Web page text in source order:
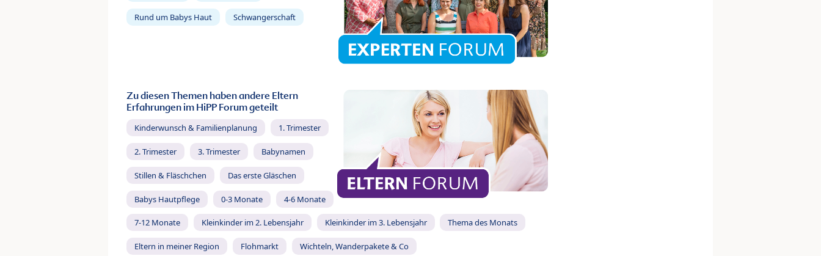
Rund um Babys Haut Schwangerschaft
Zu diesen Themen haben andere Eltern
Erfahrungen im HiPP Forum geteilt
Kinderwunsch & Familienplanung 1. Trimester
2. Trimester 3. Trimester Babynamen
Stillen & Fläschchen Das erste Gläschen
Babys Hautpflege 0-3 Monate 4-6 Monate
7-12 Monate Kleinkinder im 2. Lebensjahr Kleinkinder im 3. Lebensjahr Thema des Monats
Eltern in meiner Region Flohmarkt Wichteln, Wanderpakete & Co